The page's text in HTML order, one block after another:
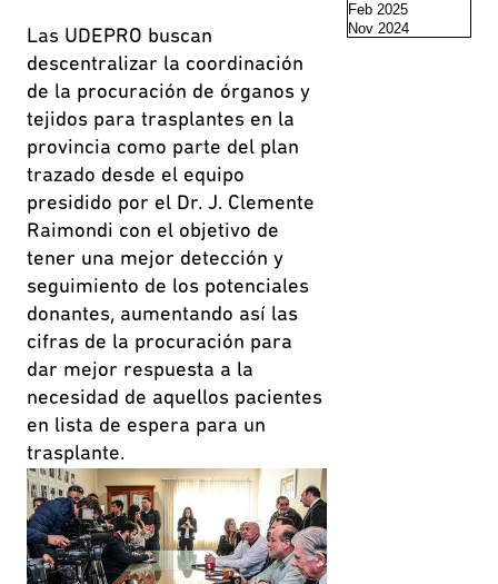
Las UDEPRO buscan
descentralizar la coordinación
de la procuración de órganos y
tejidos para trasplantes en la
provincia como parte del plan
trazado desde el equipo
presidido por el Dr. J. Clemente
Raimondi con el objetivo de
tener una mejor detección y
seguimiento de los potenciales
donantes, aumentando así las
cifras de la procuración para
dar mejor respuesta a la
necesidad de aquellos pacientes
en lista de espera para un
trasplante.
Feb 2025
Nov 2024